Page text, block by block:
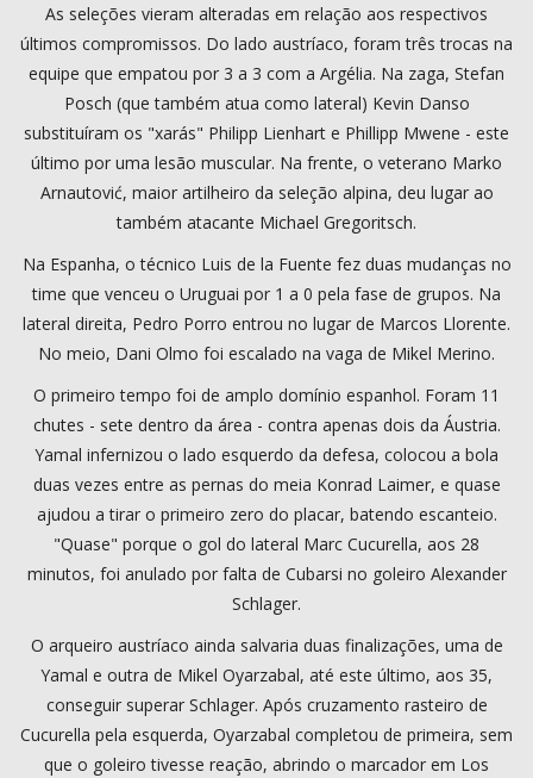
As seleções vieram alteradas em relação aos respectivos
últimos compromissos. Do lado austríaco, foram três trocas na
equipe que empatou por 3 a 3 com a Argélia. Na zaga, Stefan
Posch (que também atua como lateral) Kevin Danso
substituíram os "xarás" Philipp Lienhart e Phillipp Mwene - este
último por uma lesão muscular. Na frente, o veterano Marko
Arnautović, maior artilheiro da seleção alpina, deu lugar ao
também atacante Michael Gregoritsch.
Na Espanha, o técnico Luis de la Fuente fez duas mudanças no
time que venceu o Uruguai por 1 a 0 pela fase de grupos. Na
lateral direita, Pedro Porro entrou no lugar de Marcos Llorente.
No meio, Dani Olmo foi escalado na vaga de Mikel Merino.
O primeiro tempo foi de amplo domínio espanhol. Foram 11
chutes - sete dentro da área - contra apenas dois da Áustria.
Yamal infernizou o lado esquerdo da defesa, colocou a bola
duas vezes entre as pernas do meia Konrad Laimer, e quase
ajudou a tirar o primeiro zero do placar, batendo escanteio.
"Quase" porque o gol do lateral Marc Cucurella, aos 28
minutos, foi anulado por falta de Cubarsi no goleiro Alexander
Schlager.
O arqueiro austríaco ainda salvaria duas finalizações, uma de
Yamal e outra de Mikel Oyarzabal, até este último, aos 35,
conseguir superar Schlager. Após cruzamento rasteiro de
Cucurella pela esquerda, Oyarzabal completou de primeira, sem
que o goleiro tivesse reação, abrindo o marcador em Los